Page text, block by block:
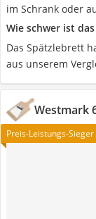
im Schrank oder
Wie schwer ist
Das Spätzlebrett
aus unserem
Westmark
Preis-Leistungs-Sieger